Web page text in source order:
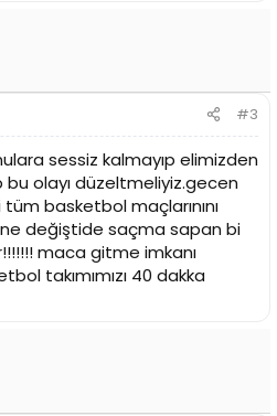
#3
sessiz kalmayıp elimizden
bu olayı düzeltmeliyiz.gecen
basketbol maçlarınını
değiştide saçma sapan bi
maca gitme imkanı
takımımızı 40 dakka